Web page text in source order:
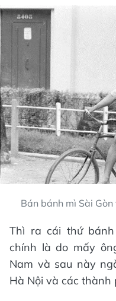
Bán bánh mì Sài
Thì ra cái thứ
chính là do mấy
Nam và sau này
Hà Nội và các thành